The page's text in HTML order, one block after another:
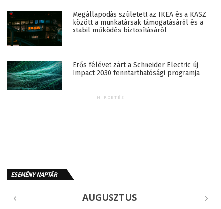
Megállapodás született az IKEA és a KASZ
között a munkatársak támogatásáról és a
stabil működés biztosításáról
Erős félévet zárt a Schneider Electric új
Impact 2030 fenntarthatósági programja
HIRDETÉS
ESEMÉNY NAPTÁR
AUGUSZTUS